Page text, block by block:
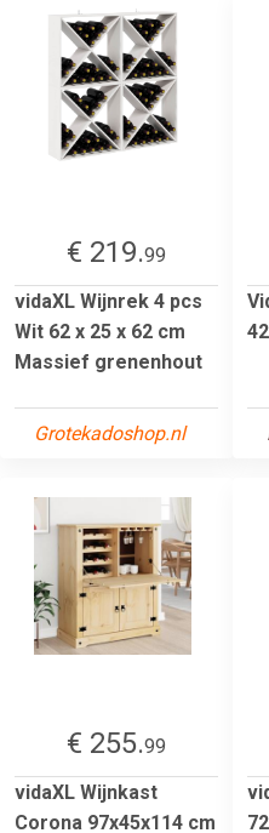
€ 219.99
vidaXL Wijnrek 4 pcs
Wit 62 x 25 x 62 cm
Massief grenenhout
Grotekadoshop.nl
€ 255.99
vidaXL Wijnkast
Corona 97x45x114 cm